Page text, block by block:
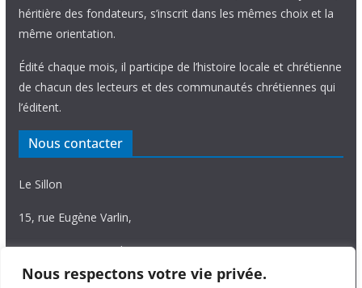
Nous respectons votre vie privée.
héritière des fondateurs, s’inscrit dans les mêmes choix et la
même orientation.
Édité chaque mois, il participe de l’histoire locale et chrétienne
de chacun des lecteurs et des communautés chrétiennes qui
l’éditent.
Nous contacter
Le Sillon
15, rue Eugène Varlin,
87036 Limoges Cedex.
Tél. 05 55 06 14 15